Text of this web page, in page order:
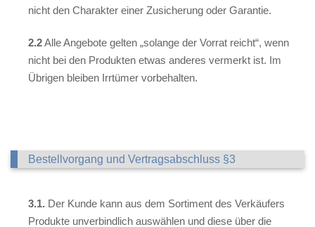
nicht den Charakter einer Zusicherung oder Garantie.
2.2Alle Angebote gelten „solange der Vorrat reicht“, wenn
nicht bei den Produkten etwas anderes vermerkt ist. Im
Übrigen bleiben Irrtümer vorbehalten.
Bestellvorgang und Vertragsabschluss §3
3.1. Der Kunde kann aus dem Sortiment des Verkäufers
Produkte unverbindlich auswählen und diese über die